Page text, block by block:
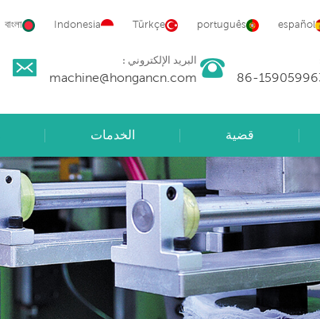
español
português
Türkçe
Indonesia
বাংলা
البريد الإلكتروني :
machine@hongancn.com
الخدمات قضية